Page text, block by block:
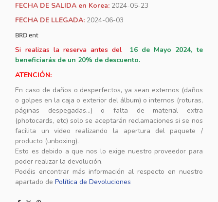
FECHA DE SALIDA en Korea: 2024-05-23
FECHA DE LLEGADA: 2024-06-03
BRD ent
Si realizas la reserva antes del 16 de Mayo 2024, te
beneficiarás de un 20% de descuento.
ATENCIÓN:
En caso de daños o desperfectos, ya sean externos (daños
o golpes en la caja o exterior del álbum) o internos (roturas,
páginas despegadas...) o falta de material extra
(photocards, etc) solo se aceptarán reclamaciones si se nos
facilita un video realizando la apertura del paquete /
producto (unboxing).
Esto es debido a que nos lo exige nuestro proveedor para
poder realizar la devolución.
Podéis encontrar más información al respecto en nuestro
apartado de Política de Devoluciones